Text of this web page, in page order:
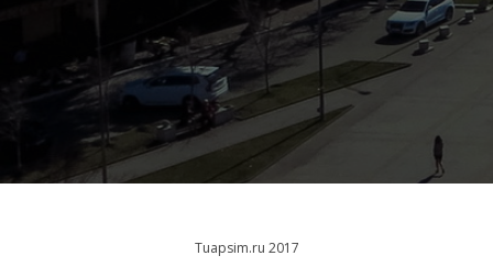
Tuapsim.ru 2017